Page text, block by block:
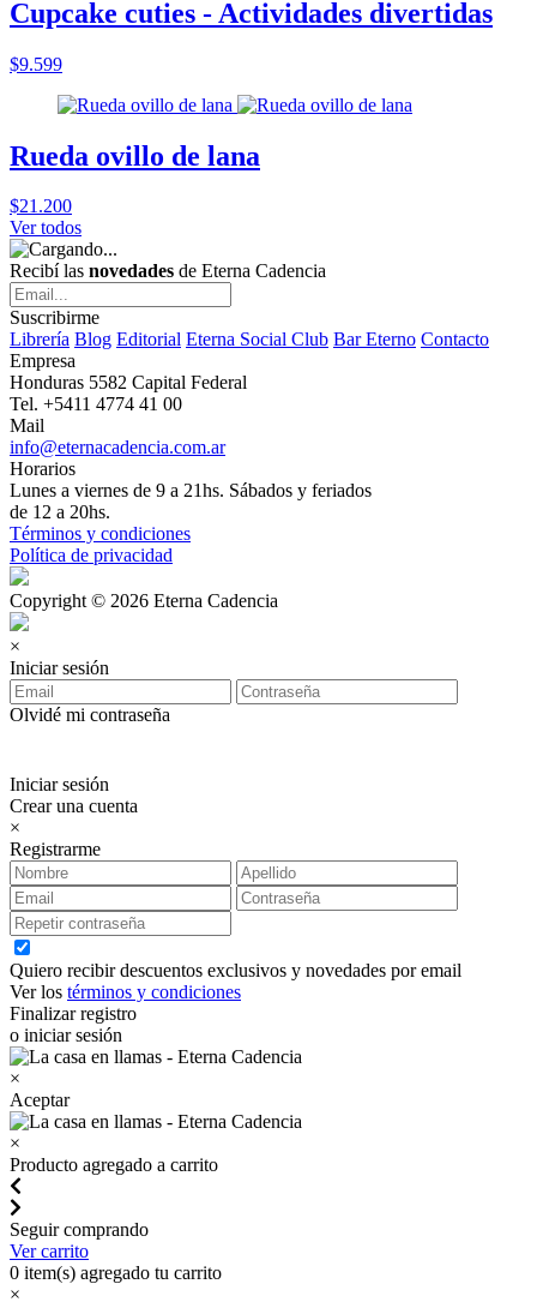
Cupcake cuties - Actividades divertidas
$9.599
Rueda ovillo de lana
$21.200
Ver todos
Recibí las novedades de Eterna Cadencia
Suscribirme
Librería Blog Editorial Eterna Social Club Bar Eterno Contacto
Empresa
Honduras 5582 Capital Federal
Tel. +5411 4774 41 00
Mail
info@eternacadencia.com.ar
Horarios
Lunes a viernes de 9 a 21hs. Sábados y feriados
de 12 a 20hs.
Términos y condiciones
Política de privacidad
Copyright © 2026 Eterna Cadencia
×
Iniciar sesión
Olvidé mi contraseña
Iniciar sesión
Crear una cuenta
×
Registrarme
Quiero recibir descuentos exclusivos y novedades por email
Ver los términos y condiciones
Finalizar registro
o iniciar sesión
×
Aceptar
×
Producto agregado a carrito
Seguir comprando
Ver carrito
0 item(s) agregado tu carrito
×